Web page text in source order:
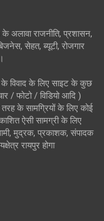
अलावा राजनीति, प्रशासन,
सेहत, ब्यूटी, रोजगार
के विवाद के लिए साइट के कुछ
/ फोटो / विडियो आदि )
के सामग्रियों के लिए कोई
ऐसी सामग्री के लिए
मुद्रक, प्रकाशक, संपादक
रायपुर होगा